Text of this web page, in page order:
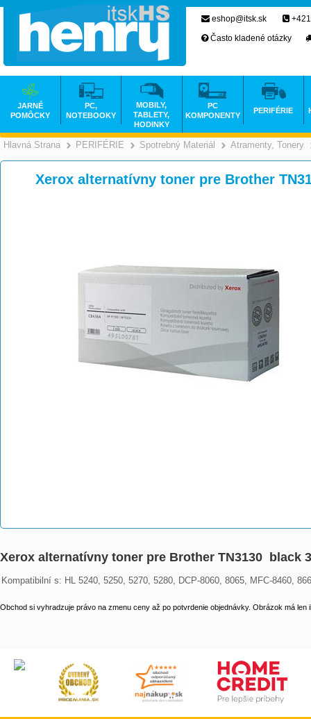
Hlavná Strana >
PERIFÉRIE >
Spotrebný Materiál >
Atramenty, Tonery
Xerox alternatívny toner pre Brother
Xerox alternatívny toner pre Brother TN3130 black
Kompatibilní s: HL 5240, 5250, 5270, 5280, DCP-8060, 8065, MFC-8460,
Obchod si vyhradzuje právo na zmenu ceny až po potvrdenie objednávky. Obrázok má len
eshop@itsk.sk
Často kladené otázky
JARNÉ
POMÔCKY
PC,
NOTEBOOKY
MOBILY,
TABLETY,
HODINKY
PC
KOMPONENTY
PERIFÉRIE